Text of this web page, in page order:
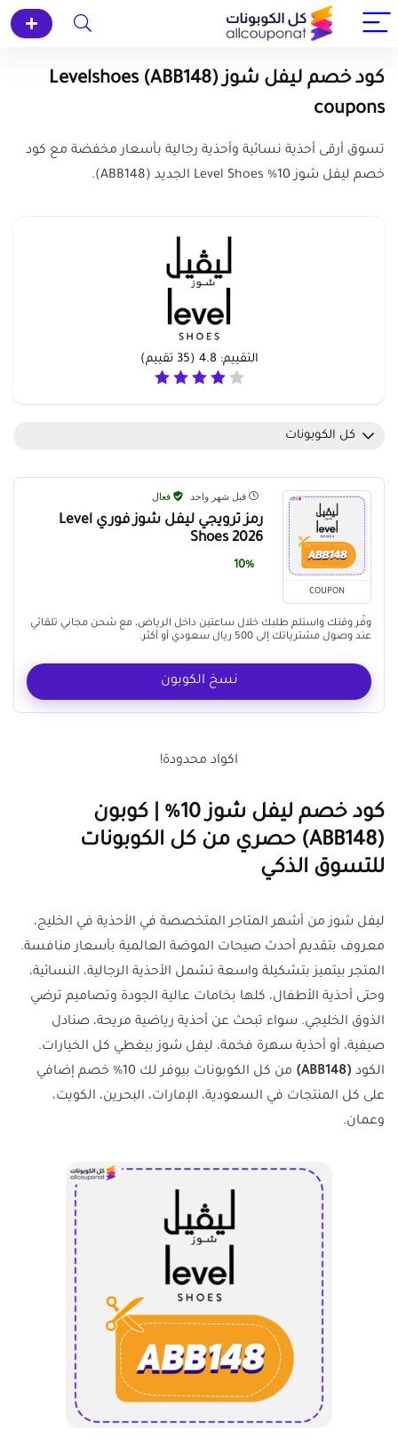
كود خصم ليفل شوز (ABB148) Levelshoes
coupons
تسوق أرقى أحذية نسائية وأحذية رجالية بأسعار مخفضة مع كود
خصم ليفل شوز 10% Level Shoes الجديد (ABB148).
التقييم: 4.8
(
35 تقييم)
كل الكوبونات
COUPON
قبل شهر واحد فعال
رمز ترويجي ليفل شوز فوري Level
Shoes 2026
10%
وفّر وقتك واستلم طلبك خلال ساعتين داخل الرياض، مع شحن مجاني تلقائي
عند وصول مشترياتك إلى 500 ريال سعودي أو أكثر.
نسخ الكوبون
اكواد محدودة!
كود خصم ليفل شوز 10% | كوبون
(ABB148) حصري من كل الكوبونات
للتسوق الذكي
ليفل شوز من أشهر المتاجر المتخصصة في الأحذية في الخليج،
معروف بتقديم أحدث صيحات الموضة العالمية بأسعار منافسة.
المتجر بيتميز بتشكيلة واسعة تشمل الأحذية الرجالية، النسائية،
وحتى أحذية الأطفال، كلها بخامات عالية الجودة وتصاميم ترضي
الذوق الخليجي. سواء تبحث عن أحذية رياضية مريحة، صنادل
صيفية، أو أحذية سهرة فخمة، ليفل شوز بيغطي كل الخيارات.
الكود (ABB148)
من كل الكوبونات بيوفر لك 10% خصم إضافي
على كل المنتجات في السعودية، الإمارات، البحرين، الكويت،
وعمان.